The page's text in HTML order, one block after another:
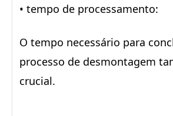
• tempo de processamento:
O tempo necessário para
processo de desmontagem
crucial.